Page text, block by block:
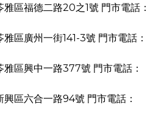
雅區福德二路20之1號 門市電話：
雅區廣州一街141-3號 門市電話：
雅區興中一路377號 門市電話：
興區六合一路94號 門市電話：